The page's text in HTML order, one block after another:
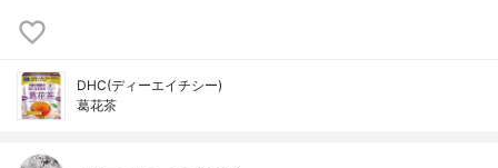
DHC(ディーエイチシー)
葛花茶